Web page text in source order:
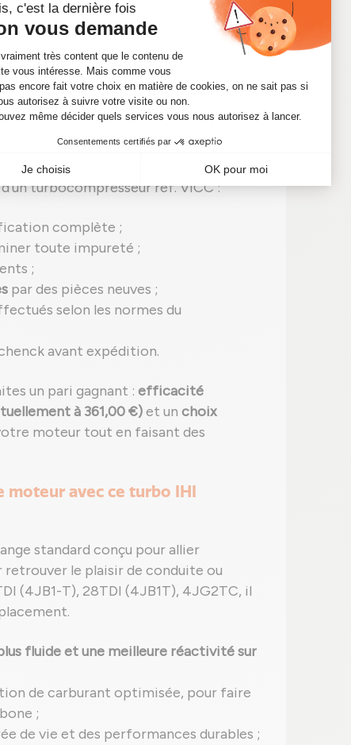
panne.
et fiabilité garanties en 2026
, ce qui signifie qu'il a été remis à neuf
équivalente à un turbo IHI neuf.
turbocompresseur réf. VICC :
complète ;
toute impureté ;
;
par des pièces neuves ;
selon les normes du
avant expédition.
un pari gagnant : efficacité
à 361,00 €)et un choix
moteur tout en faisant des
moteur avec ce turbo IHI
standard conçu pour allier
le plaisir de conduite ou
(4JB1-T), 28TDI (4JB1T), 4JG2TC, il
fluide et une meilleure réactivité sur
de carburant optimisée, pour faire
;
de vie et des performances durables ;